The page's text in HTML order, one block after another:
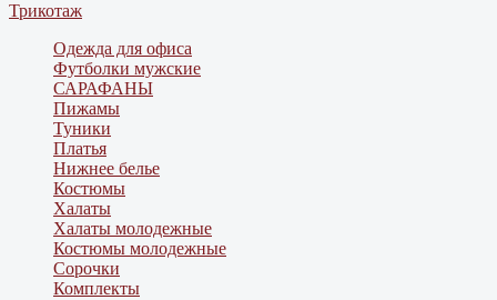
Трикотаж
Одежда для офиса
Футболки мужские
САРАФАНЫ
Пижамы
Туники
Платья
Нижнее белье
Костюмы
Халаты
Халаты молодежные
Костюмы молодежные
Сорочки
Комплекты